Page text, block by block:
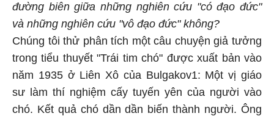
đường biên giữa những nghiên cứu "có đạo đức"
và những nghiên cứu "vô đạo đức" không?
Chúng tôi thử phân tích một câu chuyện giả tưởng
trong tiểu thuyết "Trái tim chó" được xuất bản vào
năm 1935 ở Liên Xô của Bulgakov1: Một vị giáo
sư làm thí nghiệm cấy tuyến yên của người vào
chó. Kết quả chó dần dần biến thành người. Ông